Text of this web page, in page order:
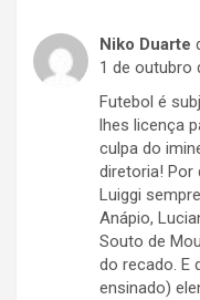
Niko Duarte
1 de outubro
Futebol é
lhes licença
culpa do
diretoria! Por
Luiggi
Anápio,
Souto de
do recado. E
ensinado)